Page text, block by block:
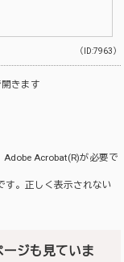
（ID:7963）
きます
Adobe Acrobat(R)が必要で
す。正しく表示されない
ジも見ていま